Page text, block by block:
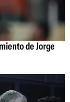
de Jorge